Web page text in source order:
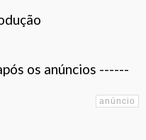
os anúncios ------